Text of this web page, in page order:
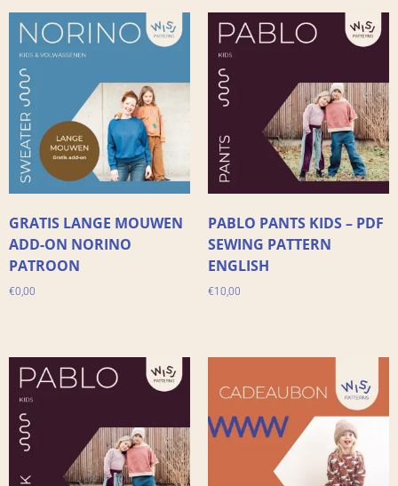
GRATIS LANGE MOUWEN
ADD-ON NORINO
PATROON
€0,00
PABLO PANTS KIDS – PDF
SEWING PATTERN
ENGLISH
€10,00